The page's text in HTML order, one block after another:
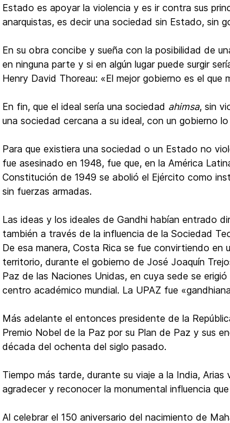
Estado es apoyar la violencia y es ir contra sus
anarquistas, es decir una sociedad sin Estado, sin
En su obra concibe y sueña con la posibilidad de
en ninguna parte y si en algún lugar puede surgir
Henry David Thoreau: «El mejor gobierno es el que
En fin, que el ideal sería una sociedad ahimsa, sin
una sociedad cercana a su ideal, con un gobierno
Para que existiera una sociedad o un Estado no
fue asesinado en 1948, fue que, en la América
Constitución de 1949 se abolió el Ejército como
sin fuerzas armadas.
Las ideas y los ideales de Gandhi habían entrado
también a través de la influencia de la Sociedad
De esa manera, Costa Rica se fue convirtiendo en
territorio, durante el gobierno de José Joaquín
Paz de las Naciones Unidas, en cuya sede se
centro académico mundial. La UPAZ fue
Más adelante el entonces presidente de la
Premio Nobel de la Paz por su Plan de Paz y sus
década del ochenta del siglo pasado.
Tiempo más tarde, durante su viaje a la India,
agradecer y reconocer la monumental influencia
Al celebrar el 150 aniversario del nacimiento de